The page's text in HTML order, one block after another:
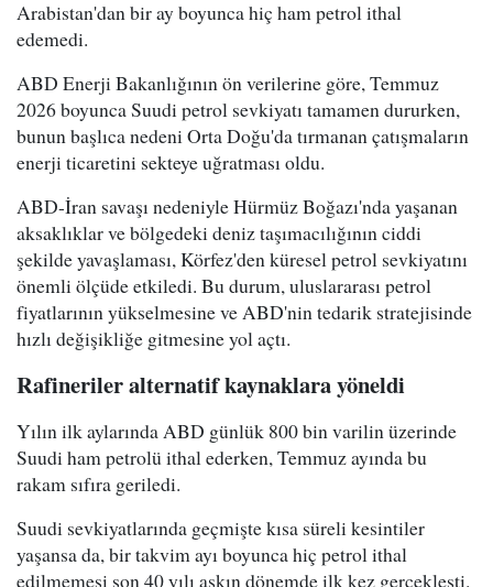
Arabistan'dan bir ay boyunca hiç ham petrol ithal
edemedi.
ABD Enerji Bakanlığının ön verilerine göre, Temmuz
2026 boyunca Suudi petrol sevkiyatı tamamen dururken,
bunun başlıca nedeni Orta Doğu'da tırmanan çatışmaların
enerji ticaretini sekteye uğratması oldu.
ABD-İran savaşı nedeniyle Hürmüz Boğazı'nda yaşanan
aksaklıklar ve bölgedeki deniz taşımacılığının ciddi
şekilde yavaşlaması, Körfez'den küresel petrol sevkiyatını
önemli ölçüde etkiledi. Bu durum, uluslararası petrol
fiyatlarının yükselmesine ve ABD'nin tedarik stratejisinde
hızlı değişikliğe gitmesine yol açtı.
Rafineriler alternatif kaynaklara yöneldi
Yılın ilk aylarında ABD günlük 800 bin varilin üzerinde
Suudi ham petrolü ithal ederken, Temmuz ayında bu
rakam sıfıra geriledi.
Suudi sevkiyatlarında geçmişte kısa süreli kesintiler
yaşansa da, bir takvim ayı boyunca hiç petrol ithal
edilmemesi son 40 yılı aşkın dönemde ilk kez gerçekleşti.